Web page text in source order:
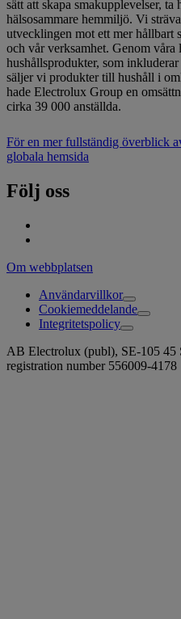
sätt att skapa smakupplevelser,
hälsosammare hemmiljö. Vi
utvecklingen mot ett mer hållbart
och vår verksamhet. Genom våra
hushållsprodukter, som
säljer vi produkter till hushåll i
hade Electrolux Group en
cirka 39 000 anställda.
För en mer fullständig överblick
globala hemsida
Följ oss
Om webbplatsen
Användarvillkor
Cookiemeddelande
Integritetspolicy
AB Electrolux (publ), SE-105 45
registration number 556009-4178